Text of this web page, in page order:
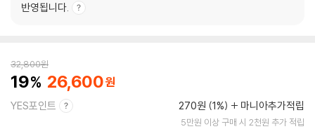
반영됩니다.
32,800원
19 26,600
YES포인트 270원 (1%) 마니아추가적립
5만원 이상 구매 시 2천원 추가 적립